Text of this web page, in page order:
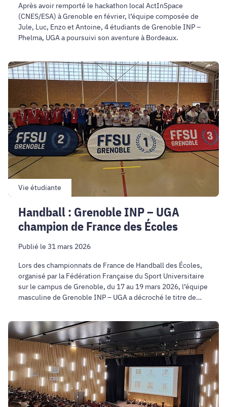
Après avoir remporté le hackathon local ActInSpace
(CNES/ESA) à Grenoble en février, l’équipe composée de
Jule, Luc, Enzo et Antoine, 4 étudiants de Grenoble INP –
Phelma, UGA a poursuivi son aventure à Bordeaux.
Handball
:
Grenoble
INP
–
UGA
champion
de
France
des
Écoles
Vie étudiante
Handball : Grenoble INP – UGA
champion de France des Écoles
Publié le 31 mars 2026
Lors des championnats de France de Handball des Écoles,
organisé par la Fédération Française du Sport Universitaire
sur le campus de Grenoble, du 17 au 19 mars 2026, l’équipe
masculine de Grenoble INP – UGA a décroché le titre de
La
semaine
Kaléidoscope
:
mixer
les
talents